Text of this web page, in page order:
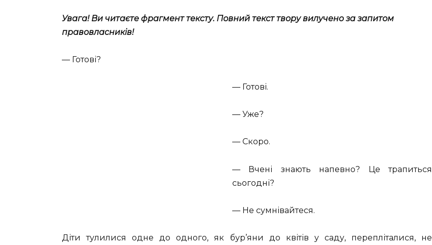
Увага! Ви читаєте фрагмент тексту. Повний текст твору вилучено за запитом
правовласників!
— Готові?
— Готові.
— Уже?
— Скоро.
— Вчені знають напевно? Це трапиться
сьогодні?
— Не сумнівайтеся.
Діти тулилися одне до одного, як бур’яни до квітів у саду, перепліталися, не